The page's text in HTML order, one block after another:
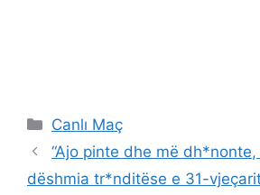
Categories
Canlı Maç
“Ajo pinte dhe më dh*nonte,
dëshmia tr*nditëse e 31-